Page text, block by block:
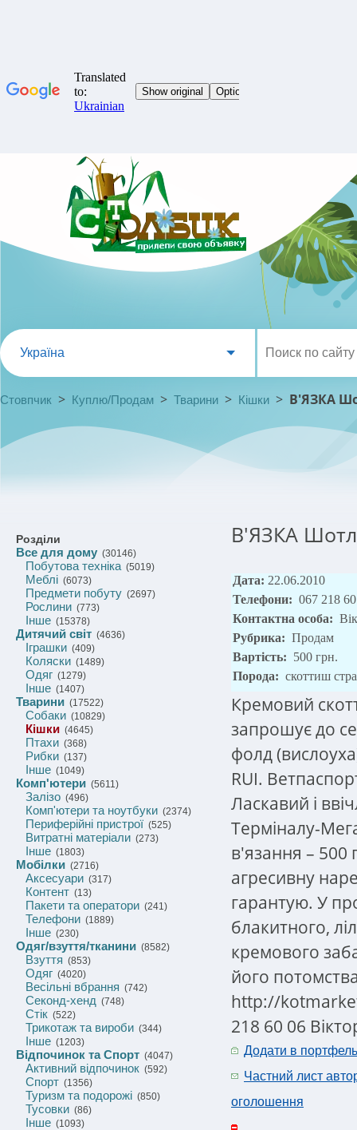
Україна
Стовпчик > Куплю/Продам > Тварини > Кішки > В'ЯЗКА
Розділи
Все для дому (30146)
Побутова техніка(5019)
Меблі (6073)
Предмети побуту (2697)
Рослини (773)
Інше (15378)
Дитячий світ (4636)
Іграшки (409)
Коляски (1489)
Одяг (1279)
Інше (1407)
Тварини (17522)
Собаки (10829)
Кішки (4645)
Птахи (368)
Рибки (137)
Інше (1049)
Комп'ютери (5611)
Залізо (496)
Комп'ютери та ноутбуки (2374)
Периферійні пристрої (525)
Витратні матеріали (273)
Інше (1803)
Мобілки (2716)
Аксесуари (317)
Контент (13)
Пакети та оператори (241)
Телефони (1889)
Інше (230)
Одяг/взуття/тканини (8582)
Взуття (853)
Одяг (4020)
Весільні вбрання (742)
Секонд-хенд (748)
Стік (522)
Трикотаж та вироби (344)
Інше (1203)
Відпочинок та Спорт (4047)
Активний відпочинок (592)
Спорт (1356)
Туризм та подорожі (850)
Тусовки (86)
Інше (1093)
В'ЯЗКА
Дата: 22.06.2010
Телефони: 067 218
Контактна особа:
Рубрика: Продам
Вартість: 500 грн.
Порода: скоттиш
Кремовий
запрошує до
фолд
RUI.
Ласкавий і
Терміналу-
в'язання –
агресивну
гарантую. У
блакитного,
кремового
його
http://
218 60 06
Додати в портфель
Частний лист
оголошення